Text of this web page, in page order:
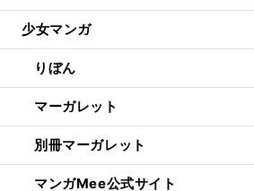
少女マンガ
りぼん
マーガレット
別冊マーガレット
マンガMee公式サイト